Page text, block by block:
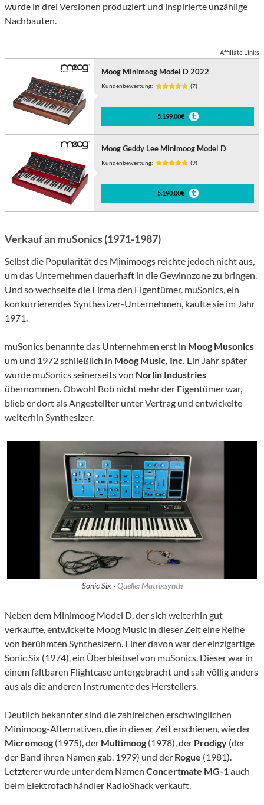
wurde in drei Versionen produziert und inspirierte unzählige
Nachbauten.
Affiliate Links
Moog Minimoog Model D 2022
Kundenbewertung: (7)
5.199,00€
Moog Geddy Lee Minimoog Model D
Kundenbewertung: (9)
5.190,00€
Verkauf an muSonics (1971-1987)
Selbst die Popularität des Minimoogs reichte jedoch nicht aus,
um das Unternehmen dauerhaft in die Gewinnzone zu bringen.
Und so wechselte die Firma den Eigentümer. muSonics, ein
konkurrierendes Synthesizer-Unternehmen, kaufte sie im Jahr
1971.
muSonics benannte das Unternehmen erst in Moog Musonics
um und 1972 schließlich in Moog Music, Inc. Ein Jahr später
wurde muSonics seinerseits von Norlin Industries
übernommen. Obwohl Bob nicht mehr der Eigentümer war,
blieb er dort als Angestellter unter Vertrag und entwickelte
weiterhin Synthesizer.
Sonic Six · Quelle: Matrixsynth
Neben dem Minimoog Model D, der sich weiterhin gut
verkaufte, entwickelte Moog Music in dieser Zeit eine Reihe
von berühmten Synthesizern. Einer davon war der einzigartige
Sonic Six (1974), ein Überbleibsel von muSonics. Dieser war in
einem faltbaren Flightcase untergebracht und sah völlig anders
aus als die anderen Instrumente des Herstellers.
Deutlich bekannter sind die zahlreichen erschwinglichen
Minimoog-Alternativen, die in dieser Zeit erschienen, wie der
Micromoog (1975), der Multimoog (1978), der Prodigy (der
der Band ihren Namen gab, 1979) und der Rogue (1981).
Letzterer wurde unter dem Namen Concertmate MG-1auch
beim Elektrofachhändler RadioShack verkauft.